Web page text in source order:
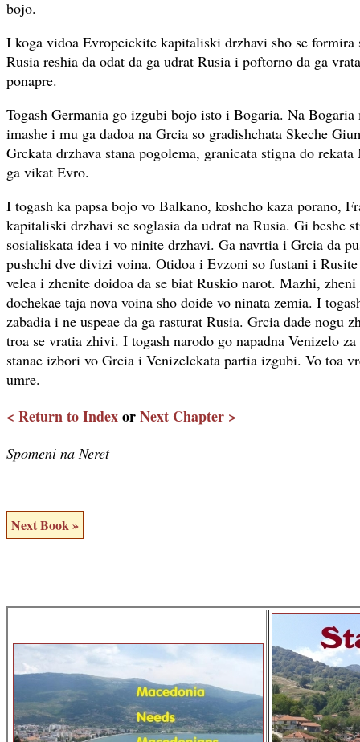
bojo.
I koga vidoa Evropeickite kapitaliski drzhavi sho se formira
Rusia reshia da odat da ga udrat Rusia i poftorno da ga
ponapre.
Togash Germania go izgubi bojo isto i Bogaria. Na Bogaria
imashe i mu ga dadoa na Grcia so gradishchata Skeche
Grckata drzhava stana pogolema, granicata stigna do
ga vikat Evro.
I togash ka papsa bojo vo Balkano, koshcho kaza porano,
kapitaliski drzhavi se soglasia da udrat na Rusia. Gi beshe
sosialiskata idea i vo ninite drzhavi. Ga navrtia i Grcia da
pushchi dve divizi voina. Otidoa i Evzoni so fustani i
velea i zhenite doidoa da se biat Ruskio narot. Mazhi,
dochekae taja nova voina sho doide vo ninata zemia. I
zabadia i ne uspeae da ga rasturat Rusia. Grcia dade nogu
troa se vratia zhivi. I togash narodo go napadna Venizelo
stanae izbori vo Grcia i Venizelckata partia izgubi. Vo toa
umre.
< Return to IndexorNext Chapter >
Spomeni na Neret
Next Book »